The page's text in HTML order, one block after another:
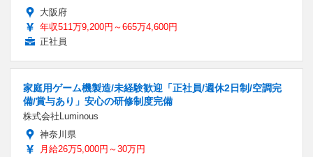
大阪府
年収511万9,200円～665万4,600円
正社員
家庭用ゲーム機製造/未経験歓迎「正社員/週休2日制/空調完
備/賞与あり」安心の研修制度完備
株式会社Luminous
神奈川県
月給26万5,000円～30万円